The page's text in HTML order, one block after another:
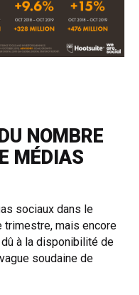
NOMBRE
MÉDIAS
sociaux dans le
trimestre, mais encore
à la disponibilité de
soudaine de